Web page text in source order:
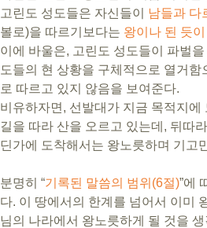
고린도 성도들은 자신들이
남들과 다
볼로)을 따르기보다는 왕이나 된 듯
이에 바울은, 고린도 성도들이 파벌
도들의 현 상황을 구체적으로 열거함
로 따르고 있지 않음을 보여준다.
비유하자면, 선발대가 지금 목적지
길을 따라 산을 오르고 있는데, 뒤따
딘가에 도착해서는 왕노릇하며 기고
분명히 “기록된 말씀의 범위(6절)”에
다. 이 땅에서의 한계를 넘어서 이미
님의 나라에서 왕노릇하게 될 것을